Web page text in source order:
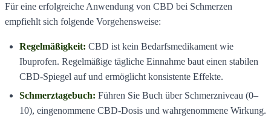
Für eine erfolgreiche Anwendung von CBD bei Schmerzen
empfiehlt sich folgende Vorgehensweise:
Regelmäßigkeit: CBD ist kein Bedarfsmedikament wie
Ibuprofen. Regelmäßige tägliche Einnahme baut einen stabilen
CBD-Spiegel auf und ermöglicht konsistente Effekte.
Schmerztagebuch: Führen Sie Buch über Schmerzniveau (0–
10), eingenommene CBD-Dosis und wahrgenommene Wirkung.